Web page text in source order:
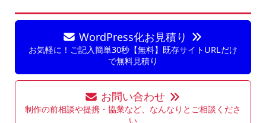
WordPress化お見積り
お気軽に！ご記入簡単30秒【無料】既存サイトURLだけ
で無料見積り
お問い合わせ
制作の前相談や提携・協業など、なんなりとご相談くださ
い